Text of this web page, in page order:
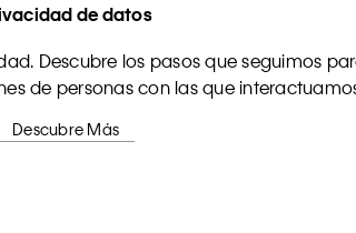
de datos
Descubre los pasos que seguimos
de personas con las que
Descubre Más